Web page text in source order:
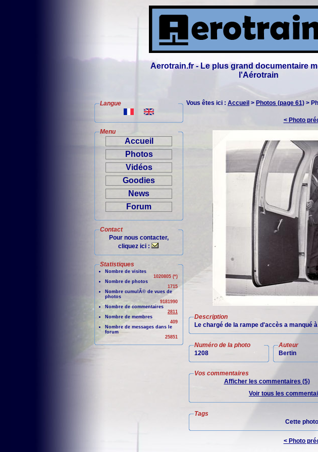
Aerotrain.fr - Le plus grand documentaire
l'Aérotrain
Langue
Menu
Accueil
Photos
Vidéos
Goodies
News
Forum
Contact
Pour nous contacter,
cliquez ici :
Statistiques
Nombre de visites
1020805 (*)
Nombre de photos
1715
Nombre cumulÃ© de vues de
photos
9181990
Nombre de commentaires
2811
Nombre de membres
409
Nombre de messages dans le
forum
25851
Vous êtes ici : Accueil > Photos (page 61) >
< Photo
Description
Le chargé de la rampe d'accès a manqué
Numéro de la photo
1208
Auteur
Bertin
Vos commentaires
Afficher les commentaires (5)
Voir tous les
Tags
Cette
< Photo